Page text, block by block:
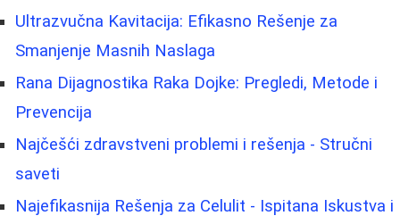
Ultrazvučna Kavitacija: Efikasno Rešenje za
Smanjenje Masnih Naslaga
Rana Dijagnostika Raka Dojke: Pregledi, Metode i
Prevencija
Najčešći zdravstveni problemi i rešenja - Stručni
saveti
Najefikasnija Rešenja za Celulit - Ispitana Iskustva i